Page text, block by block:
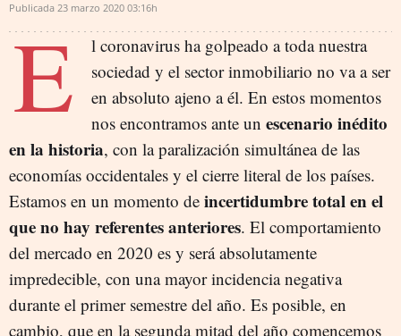
Publicada 23 marzo 2020 03:16h
E
l coronavirus ha golpeado a toda nuestra
sociedad y el sector inmobiliario no va a ser
en absoluto ajeno a él. En estos momentos
nos encontramos ante un escenario inédito
en la historia, con la paralización simultánea de las
economías occidentales y el cierre literal de los países.
Estamos en un momento de incertidumbre total en el
que no hay referentes anteriores. El comportamiento
del mercado en 2020 es y será absolutamente
impredecible, con una mayor incidencia negativa
durante el primer semestre del año. Es posible, en
cambio, que en la segunda mitad del año comencemos